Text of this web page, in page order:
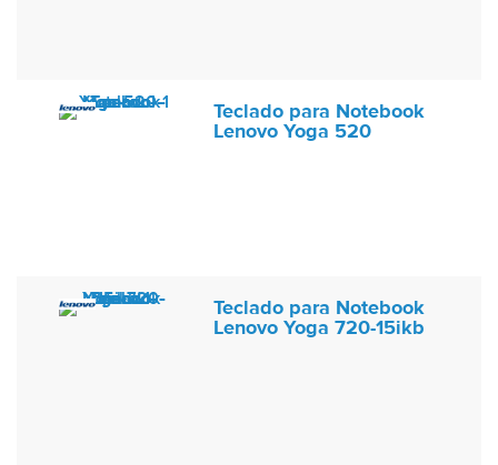
Teclado para Notebook
Lenovo Yoga 520
Teclado para Notebook
Lenovo Yoga 720-15ikb